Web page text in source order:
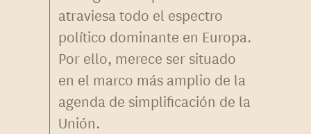
atraviesa todo el espectro
político dominante en Europa.
Por ello, merece ser situado
en el marco más amplio de la
agenda de simplificación de la
Unión.